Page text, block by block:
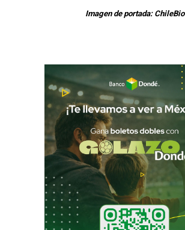
Imagen de portada: ChileBio